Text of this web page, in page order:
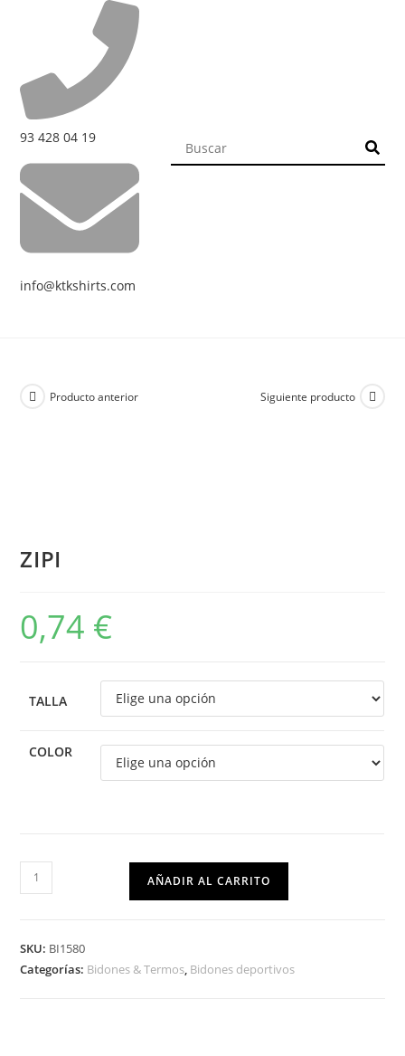
93 428 04 19
info@ktkshirts.com
Producto anterior Siguiente producto
ZIPI
0,74 €
TALLA
COLOR
AÑADIR AL CARRITO
SKU: BI1580
Categorías: Bidones & Termos, Bidones deportivos